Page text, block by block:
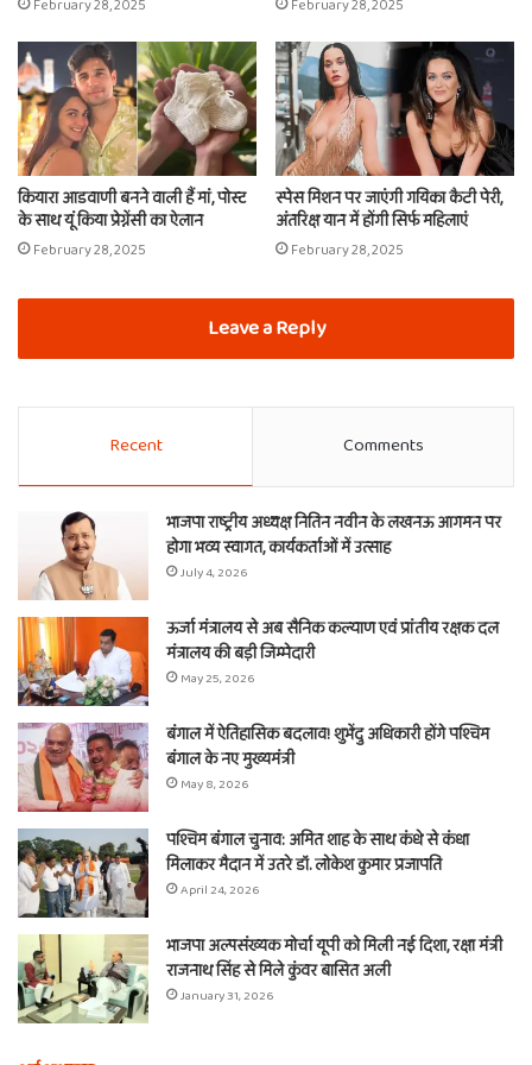
February 28, 2025 February 28, 2025
कियारा आडवाणी बनने वाली हैं मां, पोस्ट
के साथ यूं किया प्रेग्नेंसी का ऐलान
February 28, 2025
स्पेस मिशन पर जाएंगी गयिका कैटी पेरी,
अंतरिक्ष यान में होंगी सिर्फ महिलाएं
February 28, 2025
Leave a Reply
Recent Comments
भाजपा राष्ट्रीय अध्यक्ष नितिन नवीन के लखनऊ आगमन पर
होगा भव्य स्वागत, कार्यकर्ताओं में उत्साह
July 4, 2026
ऊर्जा मंत्रालय से अब सैनिक कल्याण एवं प्रांतीय रक्षक दल
मंत्रालय की बड़ी जिम्मेदारी
May 25, 2026
बंगाल में ऐतिहासिक बदलाव! शुभेंदु अधिकारी होंगे पश्चिम
बंगाल के नए मुख्यमंत्री
May 8, 2026
पश्चिम बंगाल चुनाव: अमित शाह के साथ कंधे से कंधा
मिलाकर मैदान में उतरे डॉ. लोकेश कुमार प्रजापति
April 24, 2026
भाजपा अल्पसंख्यक मोर्चा यूपी को मिली नई दिशा, रक्षा मंत्री
राजनाथ सिंह से मिले कुंवर बासित अली
January 31, 2026